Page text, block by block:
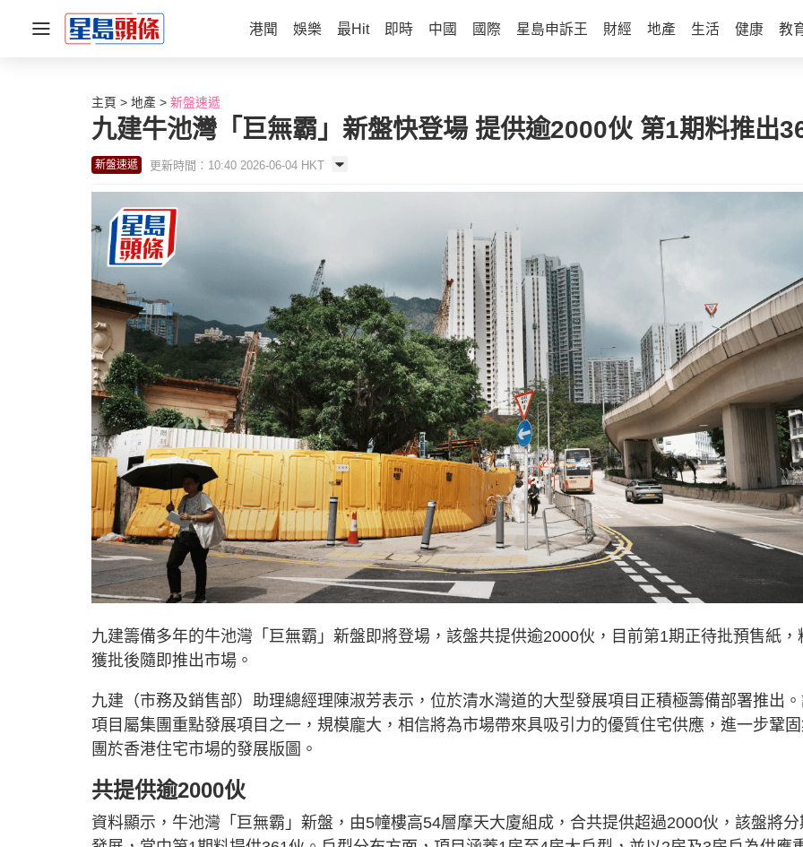
港聞 娛樂 最Hit 即時 中國 國際 星島申訴王 財經 地產 生活 健康 教
主頁 地產 新盤速遞
九建牛池灣「巨無霸」新盤快登場 提供逾2000伙 第1期料推出
新盤速遞 更新時間：10:40 2026-06-04 HKT
九建籌備多年的牛池灣「巨無霸」新盤即將登場，該盤共提供逾2000伙，目前第1期正待批預售紙，
獲批後隨即推出市場。
九建（市務及銷售部）助理總經理陳淑芳表示，位於清水灣道的大型發展項目正積極籌備部署推出
項目屬集團重點發展項目之一，規模龐大，相信將為市場帶來具吸引力的優質住宅供應，進一步鞏
團於香港住宅市場的發展版圖。
共提供逾2000伙
資料顯示，牛池灣「巨無霸」新盤，由5幢樓高54層摩天大廈組成，合共提供超過2000伙，該盤將分